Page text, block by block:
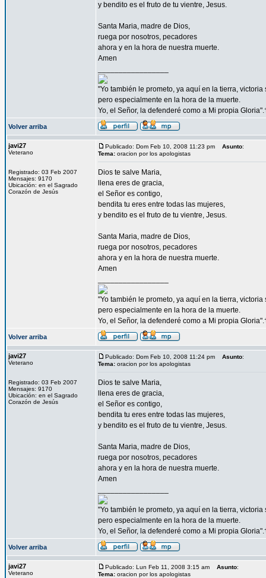
y bendito es el fruto de tu vientre, Jesus.
Santa Maria, madre de Dios,
ruega por nosotros, pecadores
ahora y en la hora de nuestra muerte.
Amen
"Yo también le prometo, ya aquí en la tierra,
pero especialmente en la hora de la muerte.
Yo, el Señor, la defenderé como a Mi propia
Volver arriba
javi27
Veterano
Registrado: 03 Feb 2007
Mensajes: 9170
Ubicación: en el Sagrado
Corazón de Jesús
Publicado: Dom Feb 10, 2008 11:23 pm Asunto:
Tema: oracion por los apologistas
Dios te salve Maria,
llena eres de gracia,
el Señor es contigo,
bendita tu eres entre todas las mujeres,
y bendito es el fruto de tu vientre, Jesus.
Santa Maria, madre de Dios,
ruega por nosotros, pecadores
ahora y en la hora de nuestra muerte.
Amen
"Yo también le prometo, ya aquí en la tierra,
pero especialmente en la hora de la muerte.
Yo, el Señor, la defenderé como a Mi propia
Volver arriba
javi27
Veterano
Registrado: 03 Feb 2007
Mensajes: 9170
Ubicación: en el Sagrado
Corazón de Jesús
Publicado: Dom Feb 10, 2008 11:24 pm Asunto:
Tema: oracion por los apologistas
Dios te salve Maria,
llena eres de gracia,
el Señor es contigo,
bendita tu eres entre todas las mujeres,
y bendito es el fruto de tu vientre, Jesus.
Santa Maria, madre de Dios,
ruega por nosotros, pecadores
ahora y en la hora de nuestra muerte.
Amen
"Yo también le prometo, ya aquí en la tierra,
pero especialmente en la hora de la muerte.
Yo, el Señor, la defenderé como a Mi propia
Volver arriba
javi27
Veterano
Publicado: Lun Feb 11, 2008 3:15 am Asunto:
Tema: oracion por los apologistas